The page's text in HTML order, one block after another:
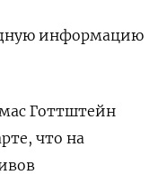
информацию
Готтштейн
что на